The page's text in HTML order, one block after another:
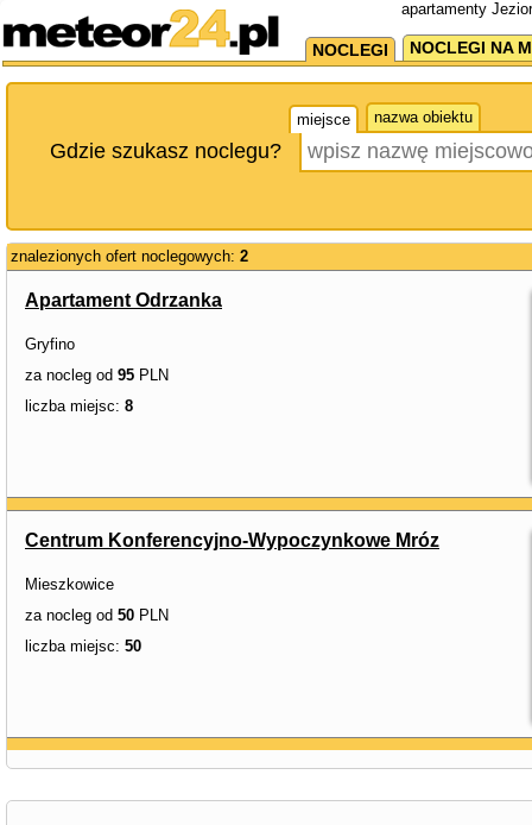
apartamenty
NOCLEGI NOCLEGI NA
miejsce nazwa obiektu
Gdzie szukasz noclegu?
znalezionych ofert noclegowych: 2
Apartament Odrzanka
Gryfino
za nocleg od 95 PLN
liczba miejsc: 8
Centrum Konferencyjno-Wypoczynkowe Mróz
Mieszkowice
za nocleg od 50 PLN
liczba miejsc: 50